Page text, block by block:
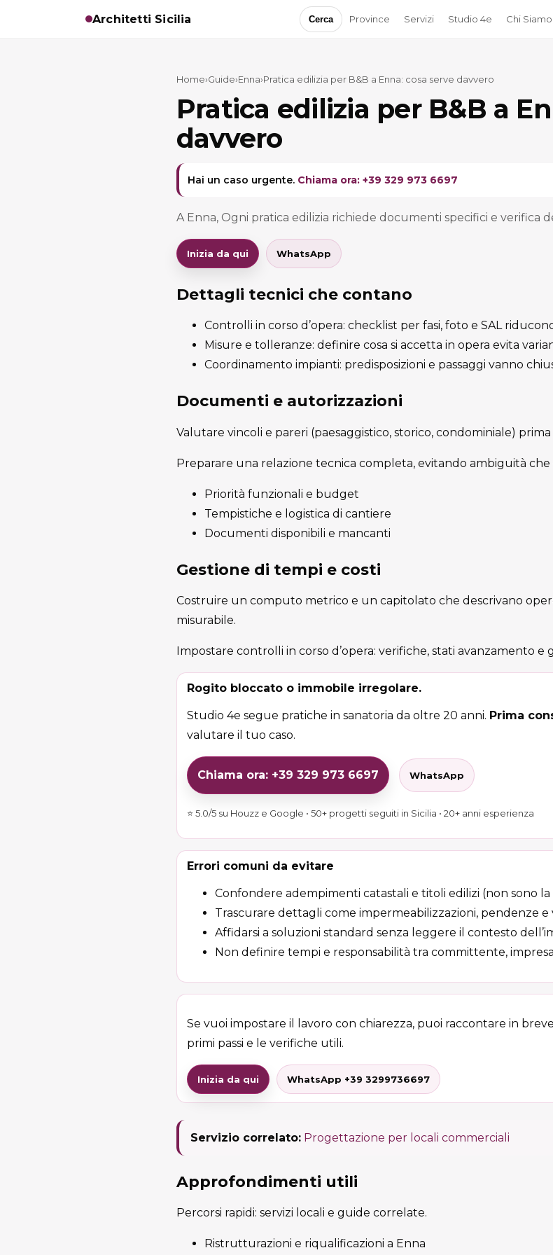
Architetti Sicilia Cerca Province Servizi Studio 4e Chi Siamo
Home›Guide›Enna›Pratica edilizia per B&B a Enna: cosa serve davvero
Pratica edilizia per B&B a
davvero
Hai un caso urgente. Chiama ora: +39 329 973 6697
A Enna, Ogni pratica edilizia richiede documenti specifici e verifica
Inizia da qui WhatsApp
Dettagli tecnici che contano
Controlli in corso d’opera: checklist per fasi, foto e SAL
Misure e tolleranze: definire cosa si accetta in opera evita
Coordinamento impianti: predisposizioni e passaggi vanno
Documenti e autorizzazioni
Valutare vincoli e pareri (paesaggistico, storico, condominiale) prima
Preparare una relazione tecnica completa, evitando ambiguità
Priorità funzionali e budget
Tempistiche e logistica di cantiere
Documenti disponibili e mancanti
Gestione di tempi e costi
Costruire un computo metrico e un capitolato che descrivano
misurabile.
Impostare controlli in corso d’opera: verifiche, stati avanzamento e
Rogito bloccato o immobile irregolare.
Studio 4e segue pratiche in sanatoria da oltre 20 anni. Prima
valutare il tuo caso.
Chiama ora: +39 329 973 6697 WhatsApp
⭐ 5.0/5 su Houzz e Google • 50+ progetti seguiti in Sicilia • 20+ anni esperienza
Errori comuni da evitare
Confondere adempimenti catastali e titoli edilizi (non sono la
Trascurare dettagli come impermeabilizzazioni, pendenze e
Affidarsi a soluzioni standard senza leggere il contesto
Non definire tempi e responsabilità tra committente,
Se vuoi impostare il lavoro con chiarezza, puoi raccontare in
primi passi e le verifiche utili.
Inizia da qui WhatsApp +39 3299736697
Servizio correlato: Progettazione per locali commerciali
Approfondimenti utili
Percorsi rapidi: servizi locali e guide correlate.
Ristrutturazioni e riqualificazioni a Enna